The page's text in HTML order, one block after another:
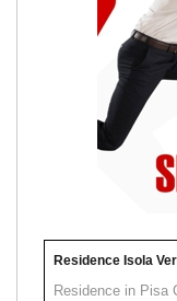
Residence Isola
Residence in Pisa